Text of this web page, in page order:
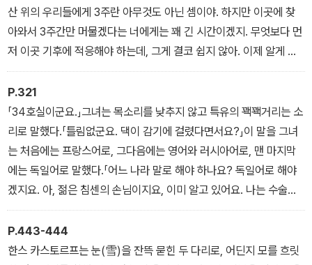
매일 체온을 재고 발코니에서 안정 요양을 하는 규칙적이고 단조로운
베르크호프에서의 삶에 익숙해지면서 카스토르프는 점점 현실의 삶
산 위의 우리들에게 3주란 아무것도 아닌 셈이야. 하지만 이곳에 찾
아와서 3주간만 머물겠다는 너에게는 꽤 긴 시간이겠지. 무엇보다 먼
저 이곳 기후에 적응해야 하는데, 그게 결코 쉽지 않아. 이제 알게 될
거야. 우리들에게 별난 것은 기후뿐만이 아니야. 넌 이곳에서 여러 가
지 새로운 것을 알게 될 거야. 주의해서 지켜보라고! 그리고 너는 내
얘기를 했는데, 그것도 그렇게 간단한 것은 아니야. <3주 후에 집으
로 간다>는 말은 저 아래 세상의 생각이야. 물론 나는 얼굴이 검게 탔
어. 하지만 이것은 주로 눈에 그을려서이고, 베렌스가 늘 말하듯 별로
대수로운 일은 아니야. 지난번에 실시한 종합 검진에서 베렌스는 앞
으로 반년은 족히 걸릴 거라고 말했어.」
「앞으로 반년이라고? 너 돌았어?」한스 카스토르프가 소리쳤다.
(상)
P.321
「34호실이군요.」그녀는 목소리를 낮추지 않고 특유의 꽥꽥거리는 소
리로 말했다.「틀림없군요. 댁이 감기에 걸렸다면서요?」이 말을 그녀
는 처음에는 프랑스어로, 그다음에는 영어와 러시아어로, 맨 마지막
에는 독일어로 말했다.「어느 나라 말로 해야 하나요? 독일어로 해야
겠지요. 아, 젊은 침센의 손님이지요, 이미 알고 있어요. 나는 수술실
에 가봐야 해요. 클로로포름으로 마취를 해야 할 사람이 있어요. 콩 샐
러드를 먹은 환자예요. 정말 잠시도 한눈을 팔 수가 없어요……. 그런
데 댁은, 여기에서 감기에 걸렸다는 것이지요?」
P.443-444
한스 카스토르프는 눈(雪)을 잔뜩 묻힌 두 다리로, 어딘지 모를 흐릿